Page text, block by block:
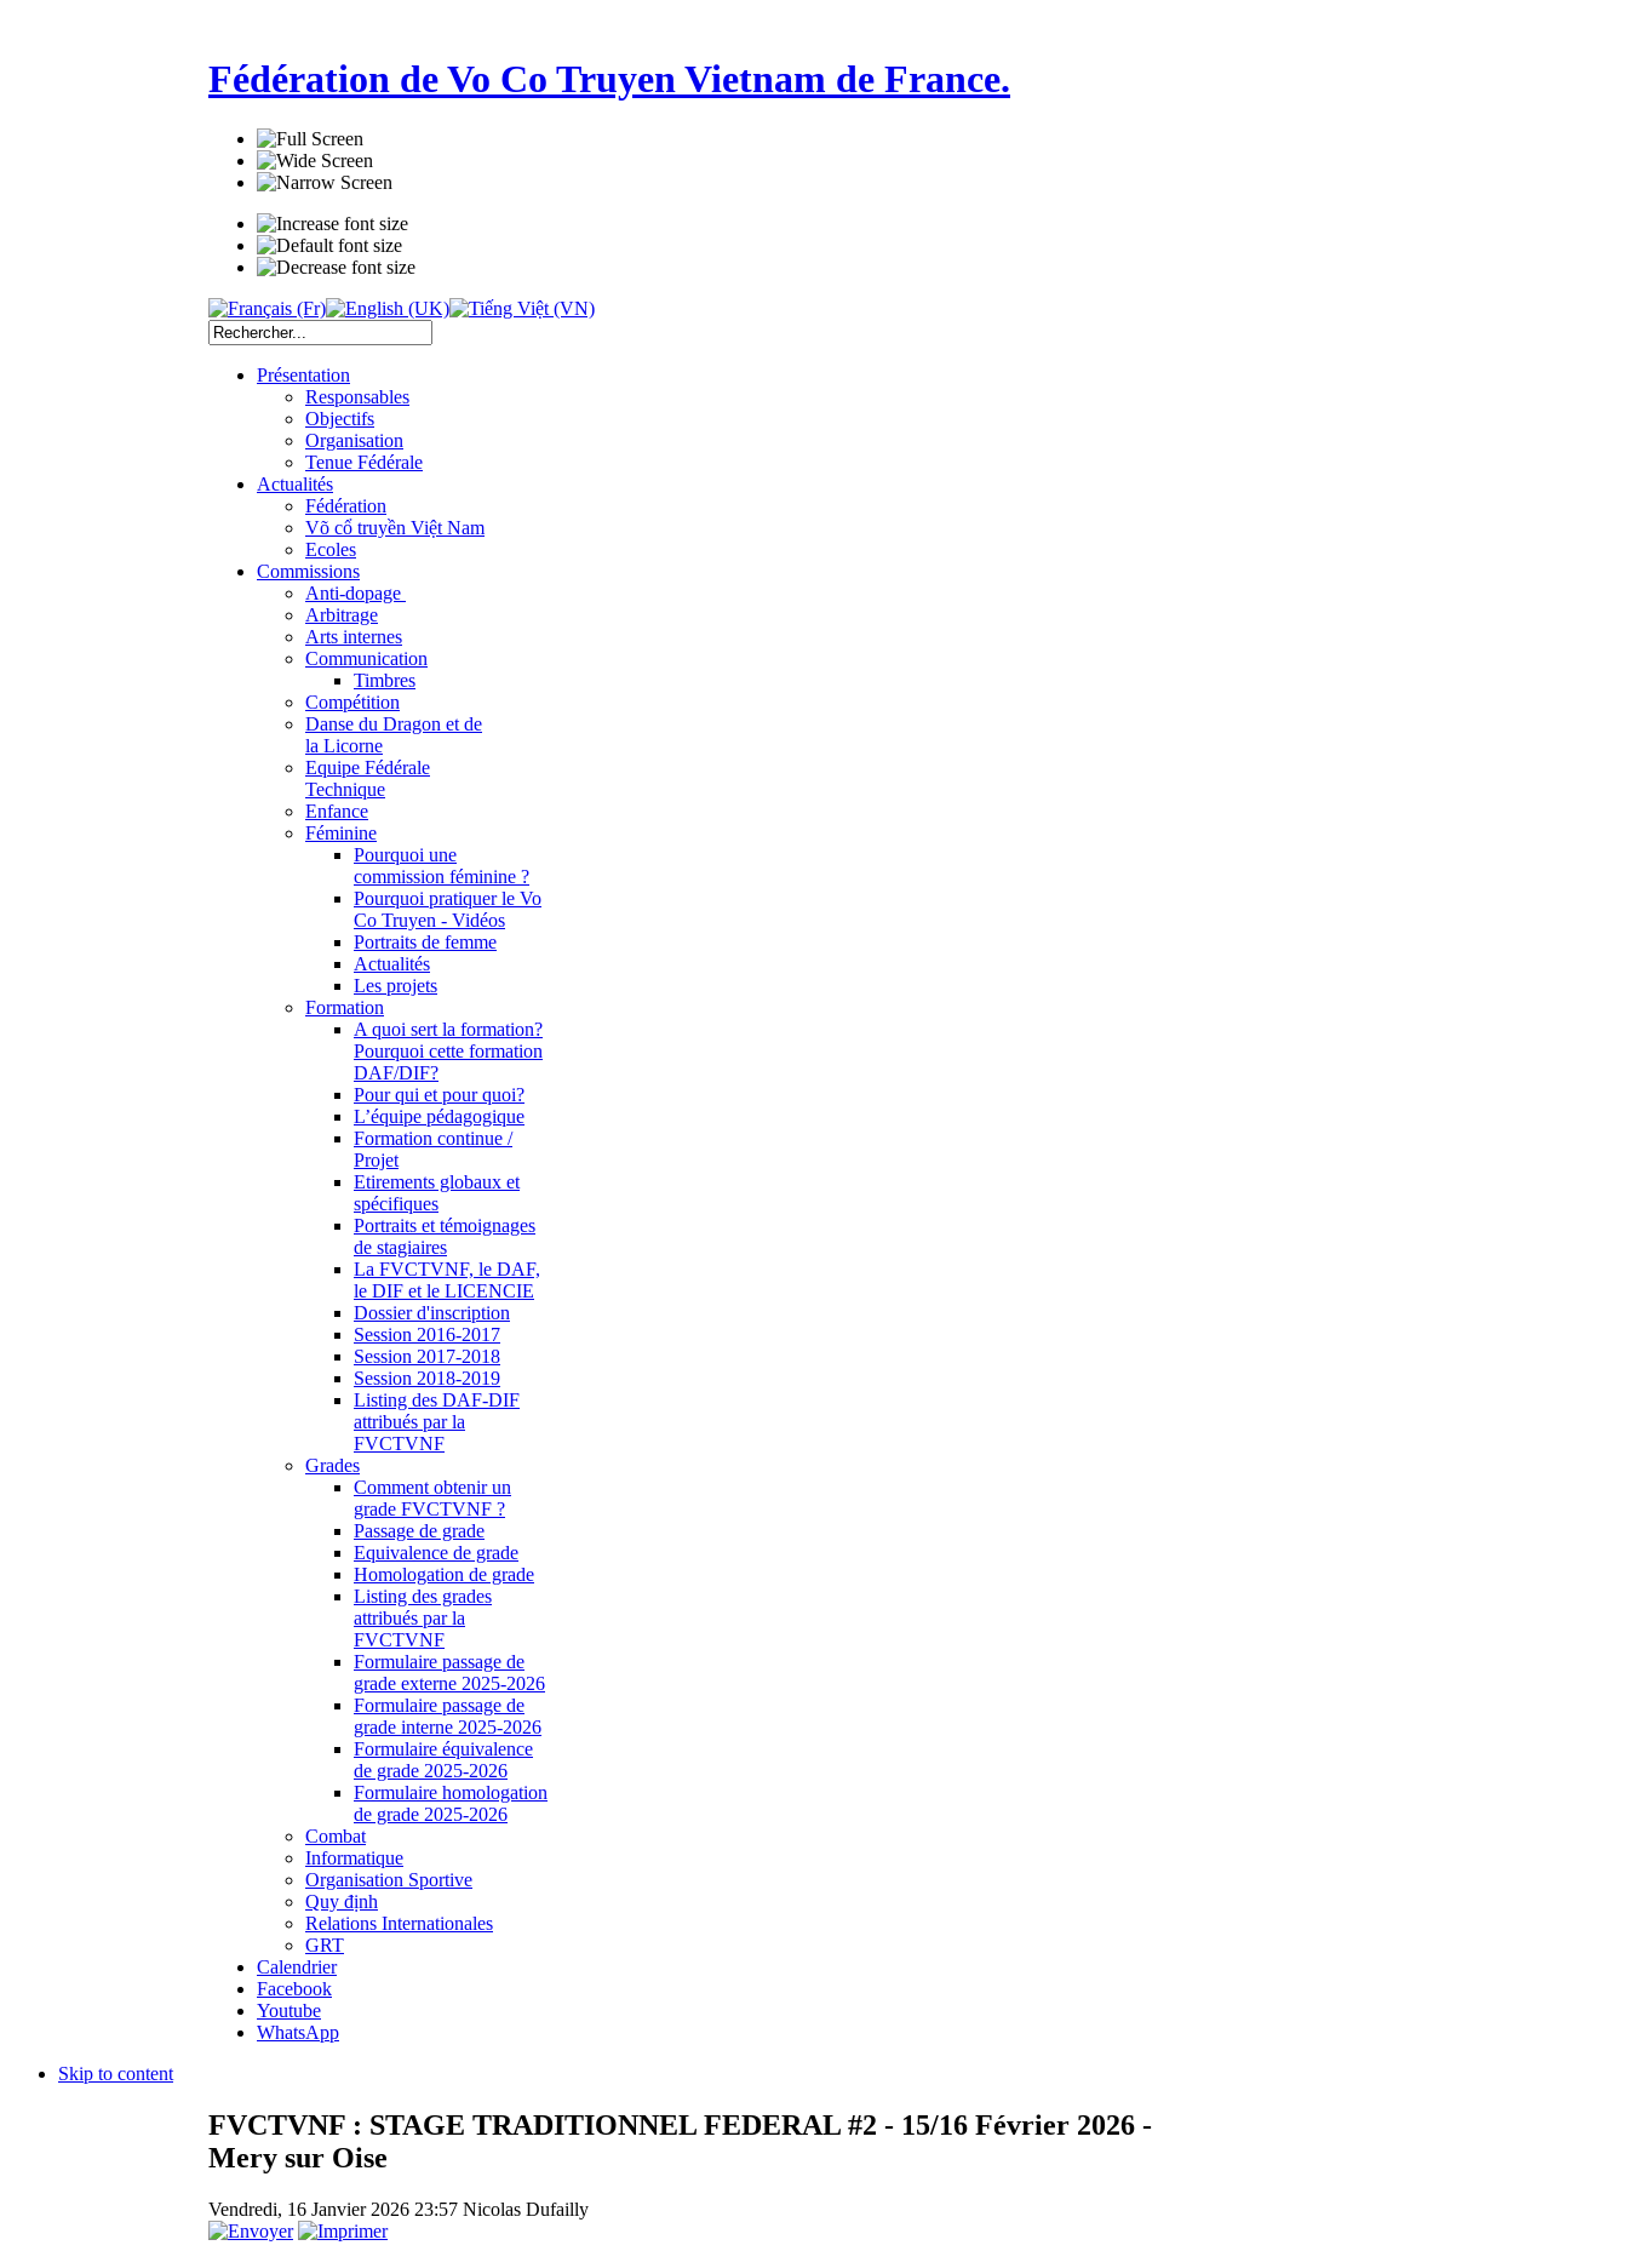
Fédération de Vo Co Truyen Vietnam de France.
Présentation
Responsables
Objectifs
Organisation
Tenue Fédérale
Actualités
Fédération
Võ cổ truyền Việt Nam
Ecoles
Commissions
Anti-dopage
Arbitrage
Communication
Timbres
Compétition
Danse du Dragon et de
la Licorne
Equipe Fédérale
Technique
Enfance
Féminine
Pourquoi une
commission féminine ?
Pourquoi pratiquer le Vo
Co Truyen - Vidéos
Portraits de femme
Actualités
Les projets
Formation
A quoi sert la formation?
Pourquoi cette formation
DAF/DIF?
Pour qui et pour quoi?
L’équipe pédagogique
Formation continue /
Projet
Etirements globaux et
spécifiques
Portraits et témoignages
de stagiaires
La FVCTVNF, le DAF,
le DIF et le LICENCIE
Dossier d'inscription
Session 2016-2017
Session 2017-2018
Session 2018-2019
Listing des DAF-DIF
attribués par la
FVCTVNF
Grades
Comment obtenir un
grade FVCTVNF ?
Passage de grade
Equivalence de grade
Homologation de grade
Listing des grades
attribués par la
FVCTVNF
Formulaire passage de
grade externe 2025-2026
Formulaire passage de
grade interne 2025-2026
Formulaire équivalence
de grade 2025-2026
Formulaire homologation
de grade 2025-2026
Combat
Informatique
Organisation Sportive
Quy định
Relations Internationales
GRT
Calendrier
Facebook
Youtube
WhatsApp
Skip to content
FVCTVNF : STAGE TRADITIONNEL FEDERAL #2 - 15/16 Février 2026 -
Mery sur Oise
Vendredi, 16 Janvier 2026 23:57 Nicolas Dufailly